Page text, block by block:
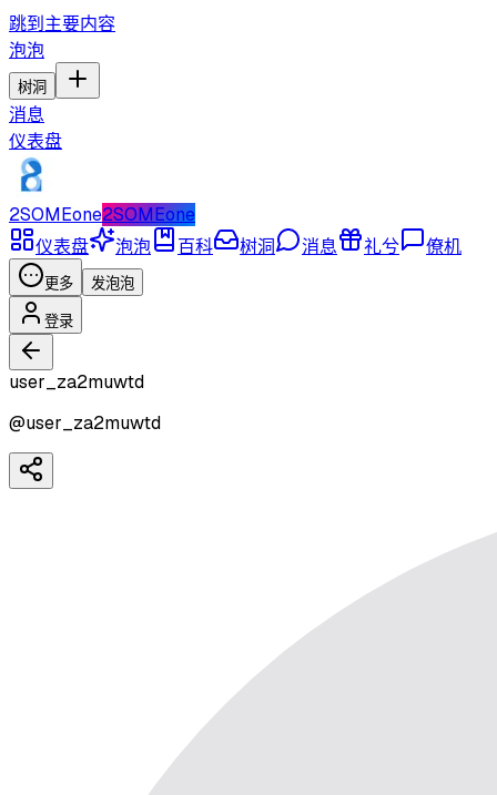
跳到主要内容
泡泡
树洞
消息
仪表盘
2SOMEone2SOMEone
仪表盘
泡泡 百科 树洞 消息 礼兮 僚机
更多 发泡泡
登录
user_za2muwtd
@user_za2muwtd